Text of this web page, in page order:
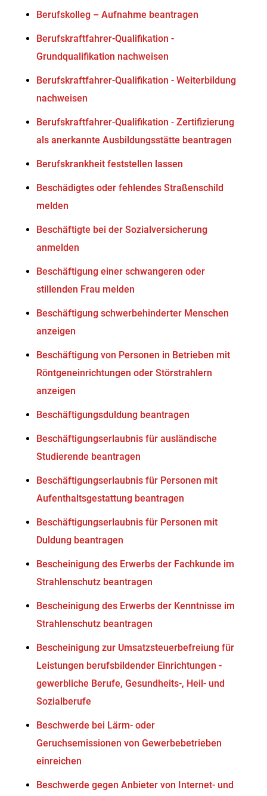
Berufskolleg – Aufnahme beantragen
Berufskraftfahrer-Qualifikation -
Grundqualifikation nachweisen
Berufskraftfahrer-Qualifikation - Weiterbildung
nachweisen
Berufskraftfahrer-Qualifikation - Zertifizierung
als anerkannte Ausbildungsstätte beantragen
Berufskrankheit feststellen lassen
Beschädigtes oder fehlendes Straßenschild
melden
Beschäftigte bei der Sozialversicherung
anmelden
Beschäftigung einer schwangeren oder
stillenden Frau melden
Beschäftigung schwerbehinderter Menschen
anzeigen
Beschäftigung von Personen in Betrieben mit
Röntgeneinrichtungen oder Störstrahlern
anzeigen
Beschäftigungsduldung beantragen
Beschäftigungserlaubnis für ausländische
Studierende beantragen
Beschäftigungserlaubnis für Personen mit
Aufenthaltsgestattung beantragen
Beschäftigungserlaubnis für Personen mit
Duldung beantragen
Bescheinigung des Erwerbs der Fachkunde im
Strahlenschutz beantragen
Bescheinigung des Erwerbs der Kenntnisse im
Strahlenschutz beantragen
Bescheinigung zur Umsatzsteuerbefreiung für
Leistungen berufsbildender Einrichtungen -
gewerbliche Berufe, Gesundheits-, Heil- und
Sozialberufe
Beschwerde bei Lärm- oder
Geruchsemissionen von Gewerbebetrieben
einreichen
Beschwerde gegen Anbieter von Internet- und